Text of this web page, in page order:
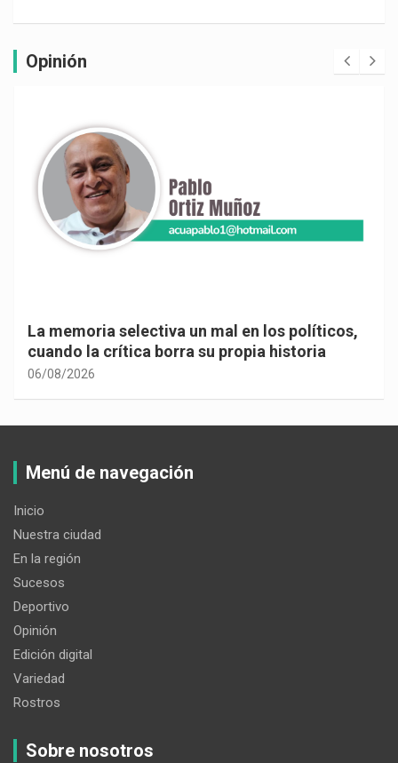
Opinión
La memoria selectiva un mal en los políticos,
cuando la crítica borra su propia historia
06/08/2026
Menú de navegación
Inicio
Nuestra ciudad
En la región
Sucesos
Deportivo
Opinión
Edición digital
Variedad
Rostros
Sobre nosotros